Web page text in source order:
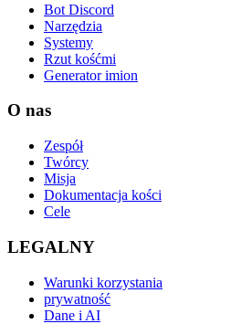
Bot Discord
Narzędzia
Systemy
Rzut kośćmi
Generator imion
O nas
Zespół
Twórcy
Misja
Dokumentacja kości
Cele
LEGALNY
Warunki korzystania
prywatność
Dane i AI